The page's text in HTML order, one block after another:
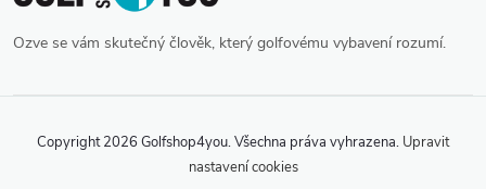
Ozve se vám skutečný člověk, který golfovému vybavení rozumí.
Copyright 2026 Golfshop4you. Všechna práva vyhrazena. Upravit
nastavení cookies